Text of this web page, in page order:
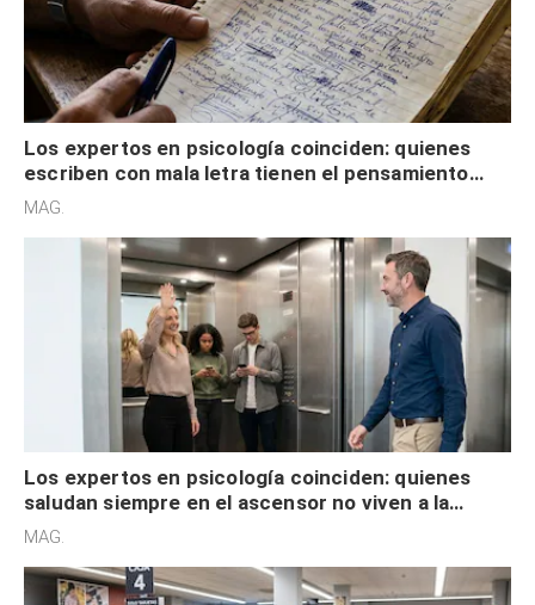
Los expertos en psicología coinciden: quienes
escriben con mala letra tienen el pensamiento
acelerado y no lo hacen por desinterés
MAG.
Los expertos en psicología coinciden: quienes
saludan siempre en el ascensor no viven a la
defensiva y tienen apertura social
MAG.